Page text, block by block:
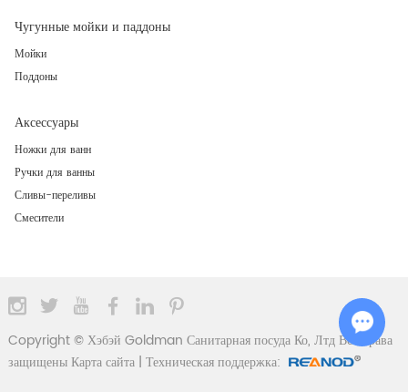
Чугунные мойки и паддоны
Мойки
Поддоны
Аксессуары
Ножки для ванн
Ручки для ванны
Сливы-переливы
Смесители
Copyright © Хэбэй Goldman Санитарная посуда Ко, Лтд Все права
защищеныКарта сайта| Техническая поддержка: